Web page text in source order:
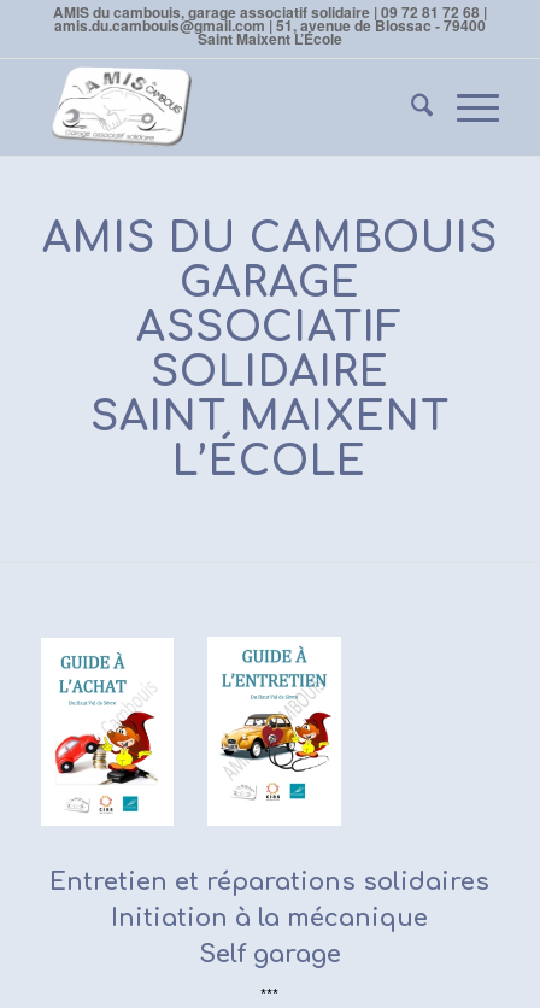
AMIS du cambouis, garage associatif solidaire | 09 72 81 72 68 |
amis.du.cambouis@gmail.com | 51, avenue de Blossac - 79400
Saint Maixent L’École
AMIS DU CAMBOUIS
GARAGE
ASSOCIATIF
SOLIDAIRE
SAINT MAIXENT
L’ÉCOLE
Entretien et réparations solidaires
Initiation à la mécanique
Self garage
***